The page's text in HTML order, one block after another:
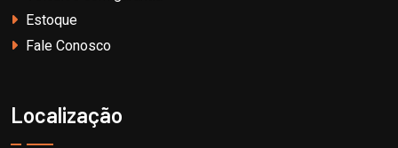
Estoque
Fale Conosco
Localização